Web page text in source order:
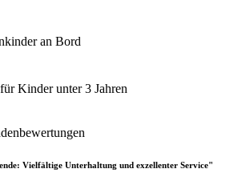
an Bord
Kinder unter 3 Jahren
Vielfältige Unterhaltung und exzellenter Service"